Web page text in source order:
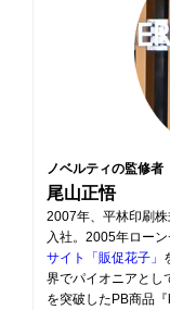
ノベルティの監修者
尾山正悟
2007年、平林印刷株
入社。2005年ロー
サイト「販促花子」
界でパイオニアとし
を突破したPB商品